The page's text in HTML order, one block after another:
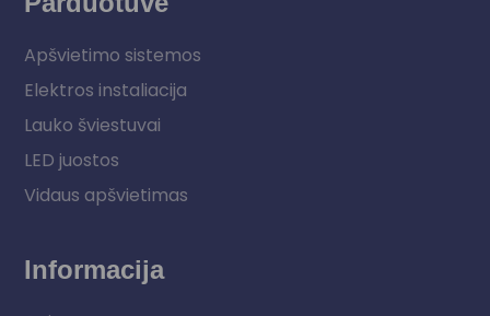
Apšvietimo sistemos
Elektros instaliacija
Lauko šviestuvai
LED juostos
Vidaus apšvietimas
Informacija